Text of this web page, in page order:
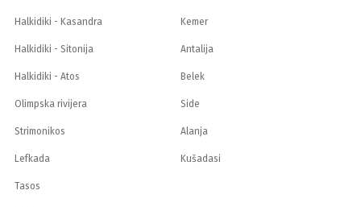
Halkidiki - Kasandra
Halkidiki - Sitonija
Halkidiki - Atos
Olimpska rivijera
Strimonikos
Lefkada
Tasos
Kemer
Antalija
Belek
Side
Alanja
Kušadasi